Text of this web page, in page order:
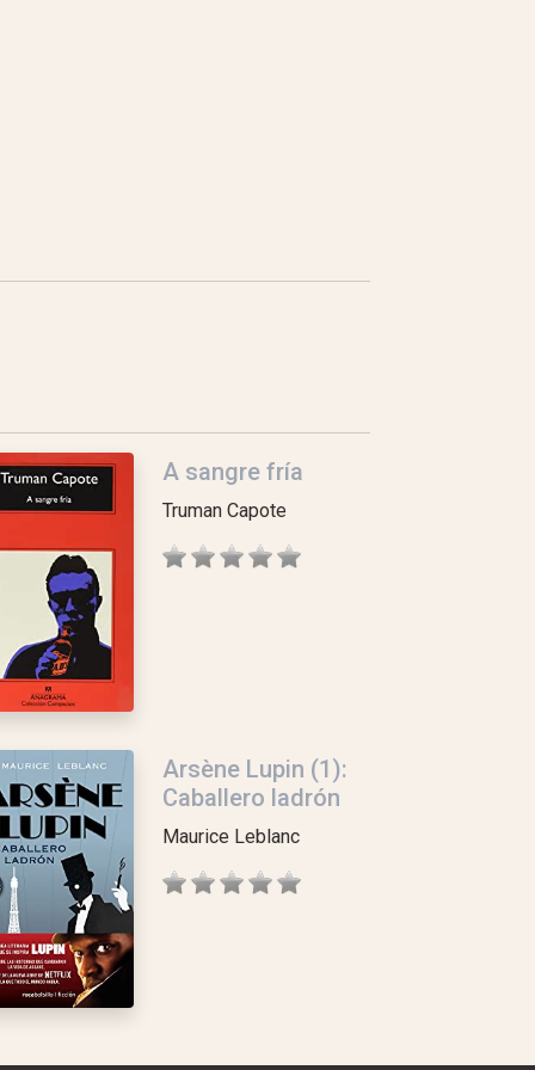
A sangre fría
Truman Capote
Arsène Lupin (1):
Caballero ladrón
Maurice Leblanc